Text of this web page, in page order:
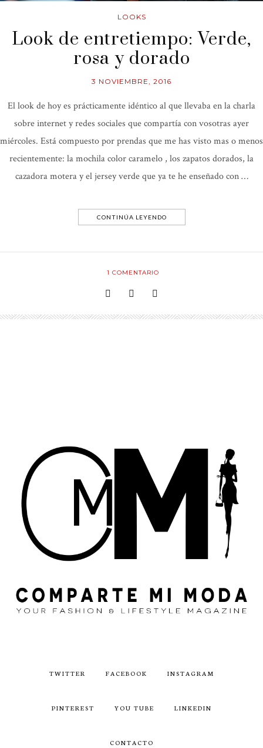
LOOKS
Look de entretiempo: Verde,
rosa y dorado
3 NOVIEMBRE, 2016
El look de hoy es prácticamente idéntico al que llevaba en la charla
sobre internet y redes sociales que compartía con vosotras ayer
miércoles. Está compuesto por prendas que me has visto mas o menos
recientemente: la mochila color caramelo , los zapatos dorados, la
cazadora motera y el jersey verde que ya te he enseñado con …
CONTINÚA LEYENDO
1 COMENTARIO
TWITTER FACEBOOK INSTAGRAM
PINTEREST YOU TUBE LINKEDIN
CONTACTO